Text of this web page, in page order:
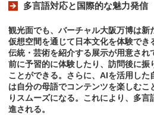
多言語対応と国際的な魅力発信
観光面でも、バーチャル大阪万博は新
仮想空間を通じて日本文化を体験でき
伝統・芸術を紹介する展示が用意され
前に予習的に体験したり、訪問後に振
ことができる。さらに、AIを活用した
は自分の母語でコンテンツを楽しむこ
りスムーズになる。これにより、多
進される。